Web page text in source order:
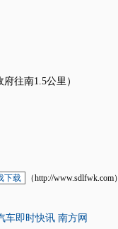
往南1.5公里）
下载 （http://www.sdlfwk.com）
车即时快讯 南方网